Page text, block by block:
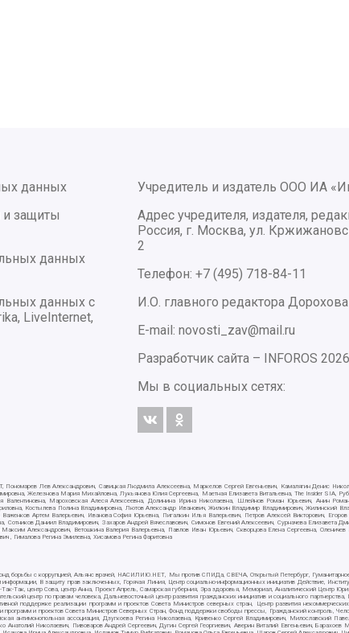
данных
и защиты
данных
данных с
LiveInternet,
Учредитель и издатель ООО ИА
Адрес учредителя, издателя,
Россия, г. Москва, ул.
2
Телефон: +7 (495) 718-84-11
И.О. главного редактора
E-mail: novosti_zav@mail.ru
Разработчик сайта –
INFOROS 2026
Мы в социальных сетях:
Лев Александрович, Савицкая Людмила Алексеевна, Маркелов Сергей Евгеньевич, Камалягин Денис
Железнова Мария Михайловна, Лукьянова Юлия Сергеевна, Маетная Елизавета Витальевна, The Insider SIA,
Мароховская Алеся Алексеевна, Долинина Ирина Николаевна, Шлейнов Роман Юрьевич, Анин
Костылева Полина Владимировна, Лютов Александр Иванович, Жилкин Владимир Владимирович, Жилинский
Артем Валерьевич, Иванова София Юрьевна, Пигалкин Илья Валерьевич, Петров Алексей Викторович,
Даниил Владимирович, Захаров Андрей Вячеславович, Симонов Евгений Алексеевич, Сурначева Елизавета
Александрович, Ветошкина Валерия Валерьевна, Павлов Иван Юрьевич, Скворцова Елена Сергеевна,
, Гималова Регина Эмилевна, Хисамова Регина Фаритовна
борьбы с коррупцией, Альянс врачей, НАСИЛИЮ.НЕТ, Мы против СПИДа, СВЕЧА, Открытый Петербург,
В защиту прав заключенных, Горячая Линия, Центр социально-информационных инициатив Действие,
центр Сова, центр Анна, Проект Апрель, Самарская губерния, Эра здоровья, Мемориал, Аналитический Центр
центр по правам человека, Дальневосточный центр развития гражданских инициатив и социального
реализации программ и проектов Совета Министров северных стран, Центр развития некоммерческих
и проектов Совета Министров Северных Стран, Фонд поддержки свободы прессы, Гражданский контроль,
антимонопольная ассоциация, Дзугкоева Регина Николаевна, Кривенко Сергей Владимирович, Милославский
Николаевич, Пивоваров Андрей Сергеевич, Дугин Сергей Георгиевич, Аверин Виталий Евгеньевич,